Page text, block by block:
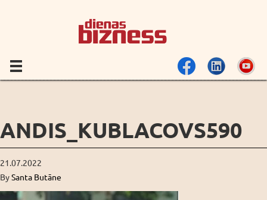
ANDIS_KUBLACOVS590
21.07.2022
BySanta Butāne